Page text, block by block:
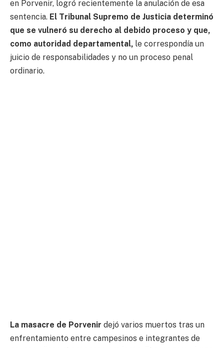
en Porvenir, logró recientemente la anulación de esa
sentencia. El Tribunal Supremo de Justicia determinó
que se vulneró su derecho al debido proceso y que,
como autoridad departamental, le correspondía un
juicio de responsabilidades y no un proceso penal
ordinario.
La masacre de Porvenir dejó varios muertos tras un
enfrentamiento entre campesinos e integrantes de